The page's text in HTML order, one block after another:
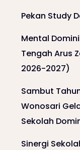
Pekan Study
Mental
Tengah Arus
2026-2027)
Sambut
Wonosari
Sekolah
Sinergi